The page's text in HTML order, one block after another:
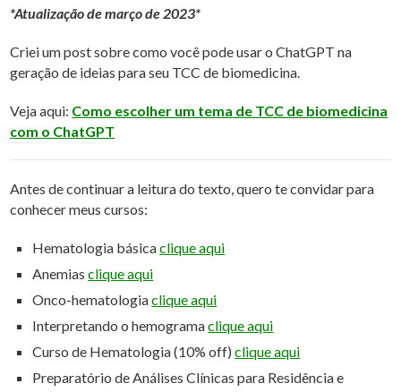
*Atualização de março de 2023*
Criei um post sobre como você pode usar o ChatGPT na
geração de ideias para seu TCC de biomedicina.
Veja aqui: Como escolher um tema de TCC de biomedicina
com o ChatGPT
Antes de continuar a leitura do texto, quero te convidar para
conhecer meus cursos:
Hematologia básicaclique aqui
Anemiasclique aqui
Onco-hematologiaclique aqui
Interpretando o hemogramaclique aqui
Curso de Hematologia (10% off)clique aqui
Preparatório de Análises Clínicas para Residência e